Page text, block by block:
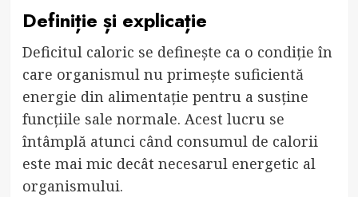
Definiție și explicație
Deficitul caloric se definește ca o condiție în
care organismul nu primește suficientă
energie din alimentație pentru a susține
funcțiile sale normale. Acest lucru se
întâmplă atunci când consumul de calorii
este mai mic decât necesarul energetic al
organismului.